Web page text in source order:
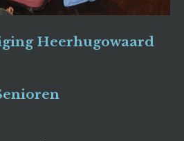
Heerhugowaard